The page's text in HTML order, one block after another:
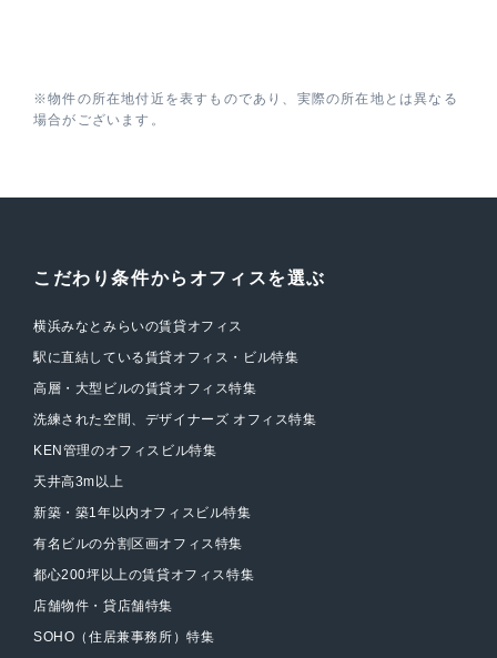
※物件の所在地付近を表すものであり、実際の所在地とは異なる
場合がございます。
こだわり条件からオフィスを選ぶ
横浜みなとみらいの賃貸オフィス
駅に直結している賃貸オフィス・ビル特集
高層・大型ビルの賃貸オフィス特集
洗練された空間、デザイナーズ オフィス特集
KEN管理のオフィスビル特集
天井高3m以上
新築・築1年以内オフィスビル特集
有名ビルの分割区画オフィス特集
都心200坪以上の賃貸オフィス特集
店舗物件・貸店舗特集
SOHO（住居兼事務所）特集